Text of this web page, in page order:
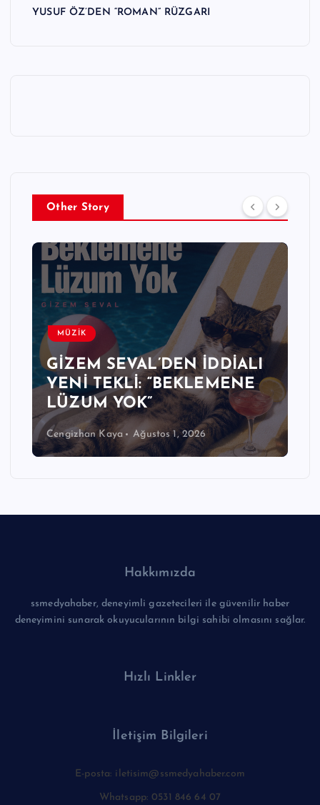
YUSUF ÖZ’DEN “ROMAN” RÜZGARI
Other Story
MÜZİK
GİZEM SEVAL’DEN İDDİALI
YENİ TEKLİ: “BEKLEMENE
LÜZUM YOK”
Cengizhan Kaya Ağustos 1, 2026
Hakkımızda
ssmedyahaber, deneyimli gazetecileri ile güvenilir haber
deneyimini sunarak okuyucularının bilgi sahibi olmasını sağlar.
Hızlı Linkler
İletişim Bilgileri
E-posta: iletisim@ssmedyahaber.com
Whatsapp: 0531 846 64 07